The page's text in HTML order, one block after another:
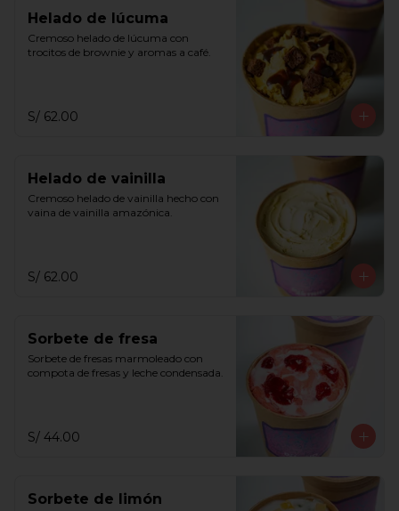
Helado de lúcuma
Cremoso helado de lúcuma con
trocitos de brownie y aromas a café.
S/ 62.00
Helado de vainilla
Cremoso helado de vainilla hecho con
vaina de vainilla amazónica.
S/ 62.00
Sorbete de fresa
Sorbete de fresas marmoleado con
compota de fresas y leche condensada.
S/ 44.00
Sorbete de limón